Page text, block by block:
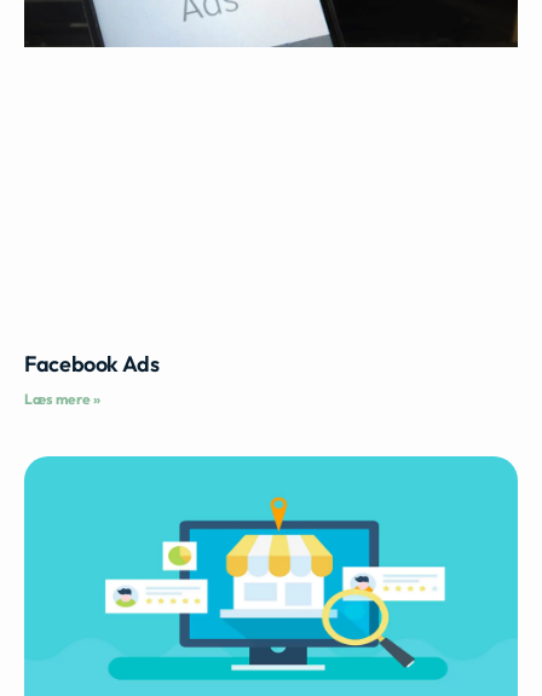
Facebook Ads
Læs mere »